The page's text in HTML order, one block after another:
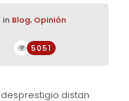
in Blog,Opinión
5051
distan